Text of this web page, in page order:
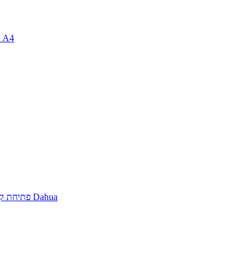
מדפסות לייזר משולבות A4
פתיחת קריאת שירות מצלמות אבטחה Dahua